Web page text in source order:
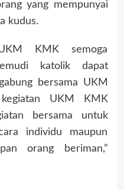
yang mempunyai
kudus.
KMK semoga
katolik dapat
bersama UKM
UKM KMK
bersama untuk
individu maupun
orang beriman,”